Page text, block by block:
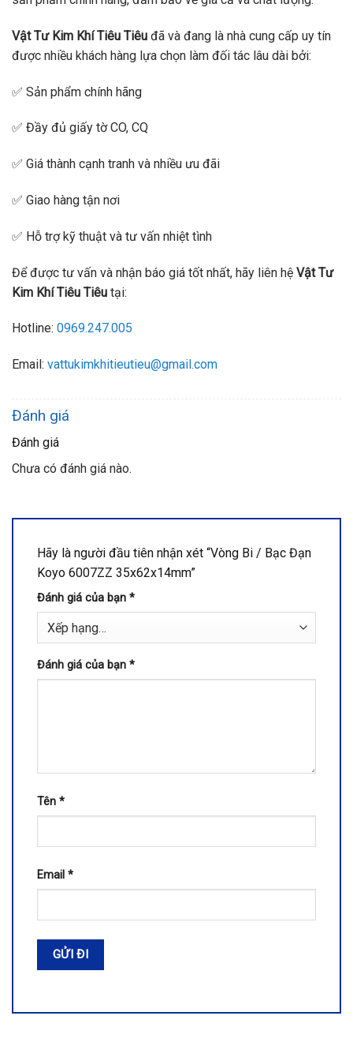
Vật Tư Kim Khí Tiêu Tiêu đã và đang là nhà cung cấp uy tín
được nhiều khách hàng lựa chọn làm đối tác lâu dài bởi:
✅ Sản phẩm chính hãng
✅ Đầy đủ giấy tờ CO, CQ
✅ Giá thành cạnh tranh và nhiều ưu đãi
✅ Giao hàng tận nơi
✅ Hỗ trợ kỹ thuật và tư vấn nhiệt tình
Để được tư vấn và nhận báo giá tốt nhất, hãy liên hệ Vật Tư
Kim Khí Tiêu Tiêu tại:
Hotline: 0969.247.005
Email: vattukimkhitieutieu@gmail.com
Đánh giá
Đánh giá
Chưa có đánh giá nào.
Hãy là người đầu tiên nhận xét “Vòng Bi / Bạc Đạn
Koyo 6007ZZ 35x62x14mm”
Đánh giá của bạn *
Đánh giá của bạn *
Tên *
Email *